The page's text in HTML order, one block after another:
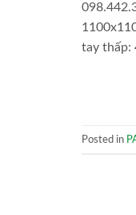
tay thấp:
Posted in